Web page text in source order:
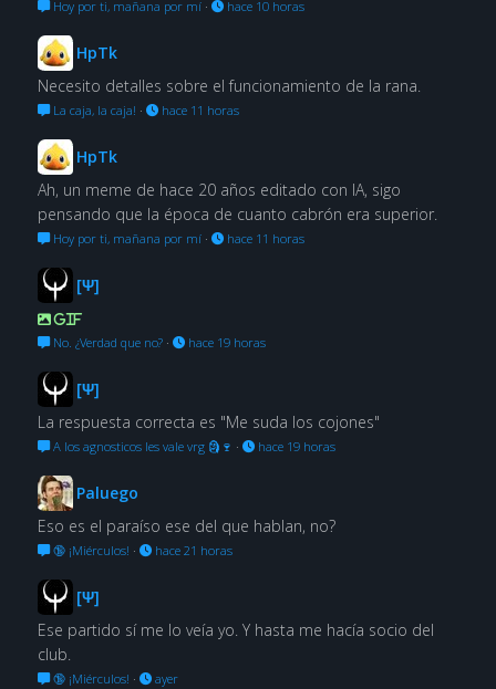
Hoy por ti, mañana por mí· hace 10 horas
HpTk
Necesito detalles sobre el funcionamiento de la rana.
La caja, la caja! · hace 11 horas
HpTk
Ah, un meme de hace 20 años editado con IA, sigo
pensando que la época de cuanto cabrón era superior.
Hoy por ti, mañana por mí· hace 11 horas
[Ψ]
GIF
No. ¿Verdad que no?· hace 19 horas
[Ψ]
La respuesta correcta es "Me suda los cojones"
A los agnosticos les vale vrg 🗿🍷 · hace 19 horas
Paluego
Eso es el paraíso ese del que hablan, no?
🔞 ¡Miérculos! · hace 21 horas
[Ψ]
Ese partido sí me lo veía yo. Y hasta me hacía socio del
club.
🔞 ¡Miérculos! · ayer